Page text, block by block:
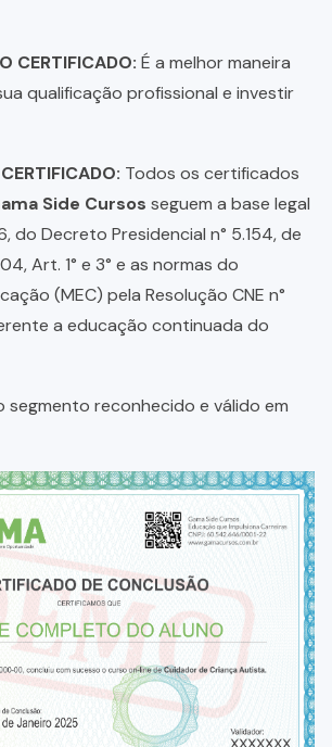
CERTIFICADO: É a melhor maneira
qualificação profissional e investir
Todos os certificados
Side Cursos seguem a base legal
do Decreto Presidencial n° 5.154, de
Art. 1° e 3° e as normas do
(MEC) pela Resolução CNE n°
a educação continuada do
segmento reconhecido e válido em